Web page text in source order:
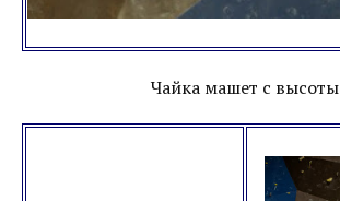
Чайка машет с высоты